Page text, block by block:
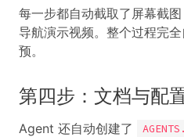
每一步都自动截取了屏幕截
导航演示视频。整个过程完
预。
第四步：文档与配
Agent 还自动创建了